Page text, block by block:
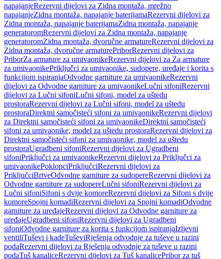
napajanjeRezervni dijelovi za Zidna montaža, mrežno
napajanjeZidna montaža, napajanje baterijamaRezervni dijelovi za
Zidna montaža, napajanje baterijamaZidna montaža, napajanje
generatoromRezervni dijelovi za Zidna montaža, napajanje
generatoromZidna montaža, dvoručne armatureRezervni dijelovi za
Zidna montaža, dvoručne armaturePriborRezervni dijelovi za
PriborZa armature za umivaonikeRezervni dijelovi za Za armature
za umivaonikePriključci za umivaonike, sudopere, uređaje i korita s
funkcijom ispiranjaOdvodne garniture za umivaonikeRezervni
dijelovi za Odvodne garniture za umivaonikeLučni sifoniRezervni
dijelovi za Lučni sifoniLučni sifoni, model za uštedu
prostoraRezervni dijelovi za Lučni sifoni, model za uštedu
prostoraDirektni samočisteći sifoni za umivaonikeRezervni dijelovi
za Direktni samočisteći sifoni za umivaonikeDirektni samočisteći
sifoni za umivaonike, model za uštedu prostoraRezervni dijelovi za
Direktni samočisteći sifoni za umivaonike, model za uštedu
prostoraUgradbeni sifoniRezervni dijelovi za Ugradbeni
sifoniPriključci za umivaonikeRezervni dijelovi za Priključci za
umivaonikePoklopciPriključciRezervni dijelovi za
PriključciBrtveOdvodne garniture za sudopereRezervni dijelovi za
Odvodne garniture za sudopereLučni sifoniRezervni dijelovi za
Lučni sifoniSifoni s dvije komoreRezervni dijelovi za Sifoni s dvije
komoreSpojni komadiRezervni dijelovi za Spojni komadiOdvodne
garniture za uređajeRezervni dijelovi za Odvodne garniture za
uređajeUgradbeni sifoniRezervni dijelovi za Ugradbeni
sifoniOdvodne garniture za korita s funkcijom ispiranjaIzljevni
ventiliTuševi i kadeTuševiRješenja odvodnje za tuševe u razini
podaRezervni dijelovi za Rješenja odvodnje za tuševe u razini
podaTuš kanaliceRezervni dijelovi za Tuš kanalicePribor za tuš